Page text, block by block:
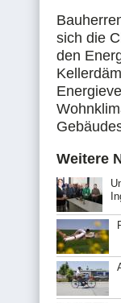
sich die
den
Weitere